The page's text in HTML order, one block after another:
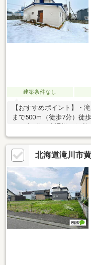
建築条件なし
【おすすめポイント】・
まで500ｍ（徒歩7分）徒
ｍ（車1分）車通勤に便利
分）遊具もあり、お散歩
ファミリーマート滝川黄
バリュ滝川本町店まで
町店まで850ｍ（徒歩11
1000ｍ（徒歩13分）・ぷ
北海道滝川市